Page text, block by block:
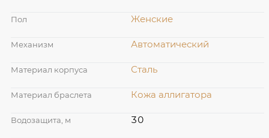
Пол Женские
Механизм Автоматический
Материал корпуса Сталь
Материал браслета Кожа аллигатора
Водозащита, м 30